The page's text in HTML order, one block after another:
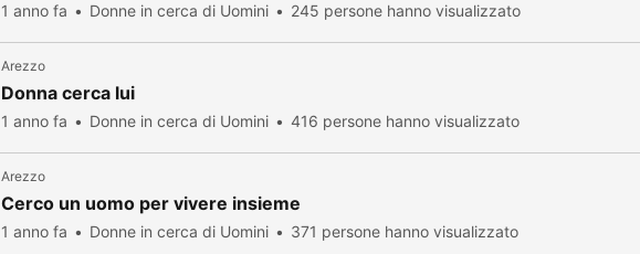
1 anno fa Donne in cerca di Uomini 245 persone hanno visualizzato
Arezzo
Donna cerca lui
1 anno fa Donne in cerca di Uomini 416 persone hanno visualizzato
Arezzo
Cerco un uomo per vivere insieme
1 anno fa Donne in cerca di Uomini 371 persone hanno visualizzato